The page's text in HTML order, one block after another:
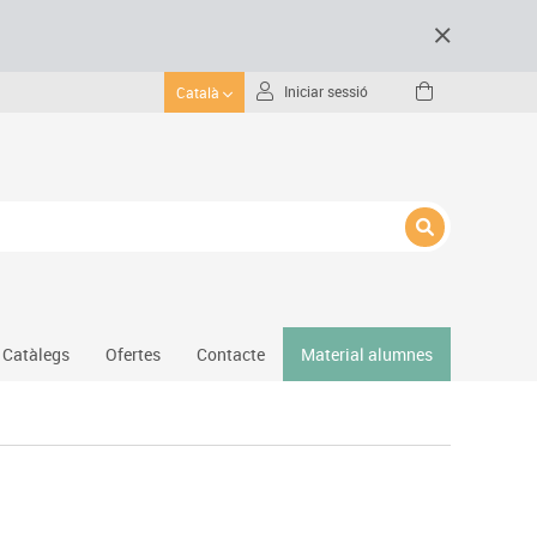
Català Iniciar sessió
Catàlegs Ofertes Contacte Material alumnes